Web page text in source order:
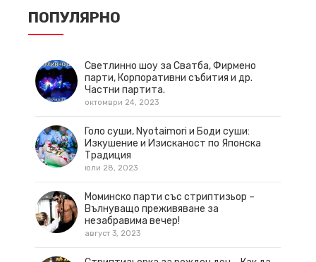
ПОПУЛЯРНО
Светлинно шоу за Сватба, Фирмено
парти, Корпоративни събития и др.
Частни партита.
октомври 24, 2023
Голо суши, Nyotaimori и Боди суши:
Изкушение и Изисканост по Японска
Традиция
юли 28, 2023
Моминско парти със стриптизьор –
Вълнуващо преживяване за
незабравима вечер!
август 3, 2023